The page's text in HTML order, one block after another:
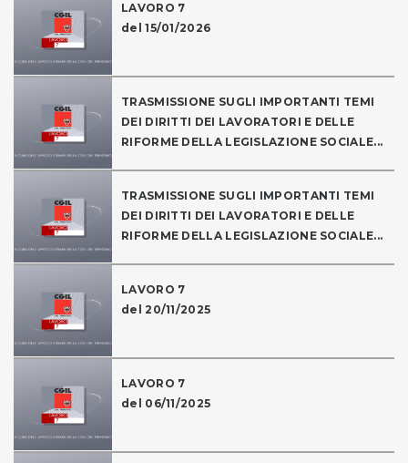
LAVORO 7
del 15/01/2026
TRASMISSIONE SUGLI IMPORTANTI TEMI
DEI DIRITTI DEI LAVORATORI E DELLE
RIFORME DELLA LEGISLAZIONE SOCIALE...
TRASMISSIONE SUGLI IMPORTANTI TEMI
DEI DIRITTI DEI LAVORATORI E DELLE
RIFORME DELLA LEGISLAZIONE SOCIALE...
LAVORO 7
del 20/11/2025
LAVORO 7
del 06/11/2025